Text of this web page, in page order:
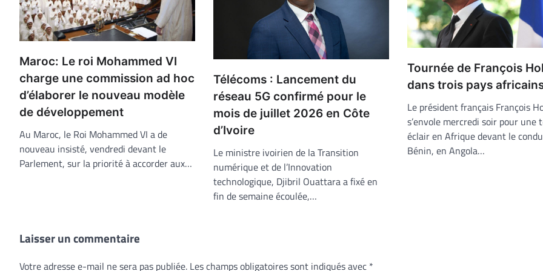
Maroc: Le roi Mohammed VI
charge une commission ad hoc
d’élaborer le nouveau modèle
de développement
Au Maroc, le Roi Mohammed VI a de
nouveau insisté, vendredi devant le
Parlement, sur la priorité à accorder aux…
Télécoms : Lancement du
réseau 5G confirmé pour le
mois de juillet 2026 en Côte
d’Ivoire
Le ministre ivoirien de la Transition
numérique et de l’Innovation
technologique, Djibril Ouattara a fixé en
fin de semaine écoulée,…
Tournée de François
dans trois pays
Le président français François
s’envole mercredi soir pour une
éclair en Afrique devant le
Bénin, en Angola…
Laisser un commentaire
Votre adresse e-mail ne sera pas publiée. Les champs obligatoires sont indiqués avec *